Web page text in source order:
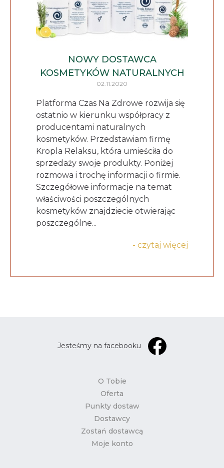
NOWY DOSTAWCA
KOSMETYKÓW NATURALNYCH
02.11.2020
Platforma Czas Na Zdrowe rozwija się
ostatnio w kierunku współpracy z
producentami naturalnych
kosmetyków. Przedstawiam firmę
Kropla Relaksu, która umieściła do
sprzedaży swoje produkty. Poniżej
rozmowa i trochę informacji o firmie.
Szczegółowe informacje na temat
właściwości poszczególnych
kosmetyków znajdziecie otwierając
poszczególne...
- czytaj więcej
Jesteśmy na facebooku
O Tobie
Oferta
Punkty dostaw
Dostawcy
Zostań dostawcą
Moje konto